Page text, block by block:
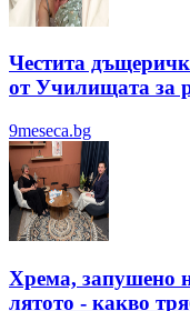
Честита
от Училищата за
9meseca.bg
Хрема, запушено
лятотo - какво